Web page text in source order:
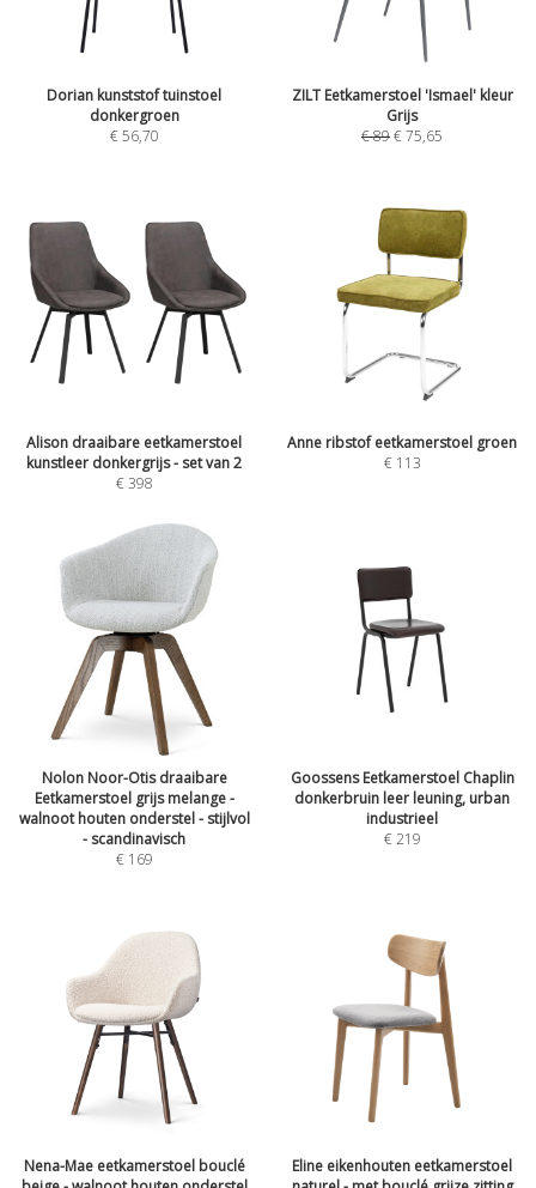
Dorian kunststof tuinstoel
donkergroen
€56,70
ZILT Eetkamerstoel 'Ismael' kleur
Grijs
€89€75,65
Alison draaibare eetkamerstoel
kunstleer donkergrijs - set van 2
€398
Anne ribstof eetkamerstoel groen
€ 113
Nolon Noor-Otis draaibare
Eetkamerstoel grijs melange -
walnoot houten onderstel - stijlvol
- scandinavisch
€ 169
Goossens Eetkamerstoel Chaplin
donkerbruin leer leuning, urban
industrieel
€219
Nena-Mae eetkamerstoel bouclé
Eline eikenhouten eetkamerstoel